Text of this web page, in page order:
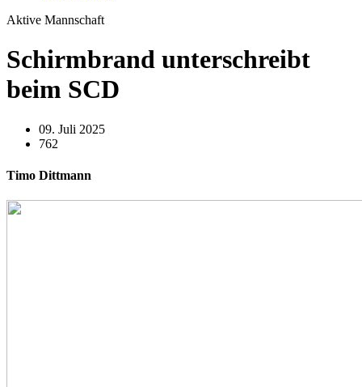
Aktive Mannschaft
Schirmbrand unterschreibt
beim SCD
09. Juli 2025
762
Timo Dittmann